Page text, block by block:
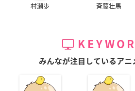
村瀬歩 斉藤壮馬
みんなが注目しているアニ